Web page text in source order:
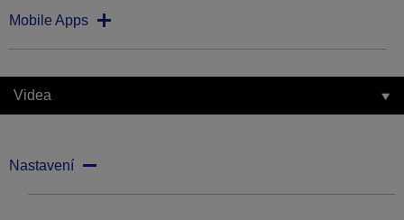
Mobile Apps
Videa
Nastavení